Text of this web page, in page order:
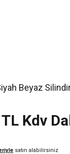
Beyaz
Kdv
satın alabilirsiniz